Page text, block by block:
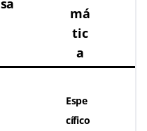
sa
má
tic
a
Espe
cífico